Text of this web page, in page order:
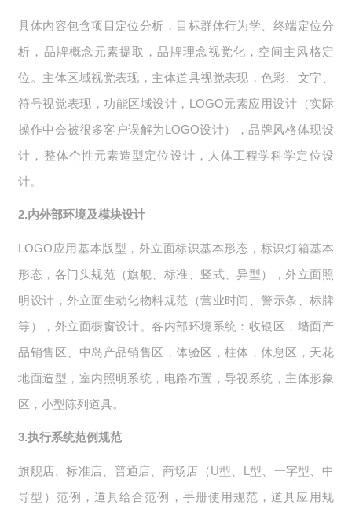
具体内容包含项目定位分析，目标群体行为学、终端定位分
析，品牌概念元素提取，品牌理念视觉化，空间主风格定
位。主体区域视觉表现，主体道具视觉表现，色彩、文字、
符号视觉表现，功能区域设计，LOGO元素应用设计（实际
操作中会被很多客户误解为LOGO设计），品牌风格体现设
计，整体个性元素造型定位设计，人体工程学科学定位设
计。
2.内外部环境及模块设计
LOGO应用基本版型，外立面标识基本形态，标识灯箱基本
形态，各门头规范（旗舰、标准、竖式、异型），外立面照
明设计，外立面生动化物料规范（营业时间、警示条、标牌
等），外立面橱窗设计。各内部环境系统：收银区，墙面产
品销售区、中岛产品销售区，体验区，柱体，休息区，天花
地面造型，室内照明系统，电路布置，导视系统，主体形象
区，小型陈列道具。
3.执行系统范例规范
旗舰店、标准店、普通店、商场店（U型、L型、一字型、中
导型）范例，道具给合范例，手册使用规范，道具应用规